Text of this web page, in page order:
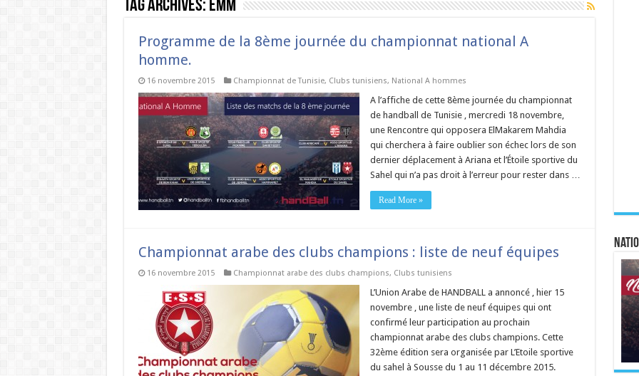
Tag Archives: EMM
Programme de la 8ème journée du championnat national A
homme.
16 novembre 2015 Championnat de Tunisie, Clubs tunisiens, National A hommes
A l’affiche de cette 8ème journée du championnat
de handball de Tunisie , mercredi 18 novembre,
une Rencontre qui opposera ElMakarem Mahdia
qui cherchera à faire oublier son échec lors de son
dernier déplacement à Ariana et l’Étoile sportive du
Sahel qui n’a pas droit à l’erreur pour rester dans …
Read More »
Championnat arabe des clubs champions : liste de neuf équipes
16 novembre 2015 Championnat arabe des clubs champions, Clubs tunisiens
L’Union Arabe de HANDBALL a annoncé , hier 15
novembre , une liste de neuf équipes qui ont
confirmé leur participation au prochain
championnat arabe des clubs champions. Cette
32ème édition sera organisée par L’Etoile sportive
du sahel à Sousse du 1 au 11 décembre 2015.